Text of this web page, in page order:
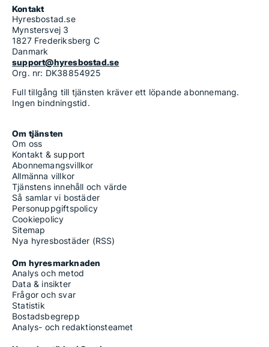
Kontakt
Hyresbostad.se
Mynstersvej 3
1827 Frederiksberg C
Danmark
support@hyresbostad.se
Org. nr: DK38854925
Full tillgång till tjänsten kräver ett löpande abonnemang.
Ingen bindningstid.
Om tjänsten
Om oss
Kontakt & support
Abonnemangsvillkor
Allmänna villkor
Tjänstens innehåll och värde
Så samlar vi bostäder
Personuppgiftspolicy
Cookiepolicy
Sitemap
Nya hyresbostäder (RSS)
Om hyresmarknaden
Analys och metod
Data & insikter
Frågor och svar
Statistik
Bostadsbegrepp
Analys- och redaktionsteamet